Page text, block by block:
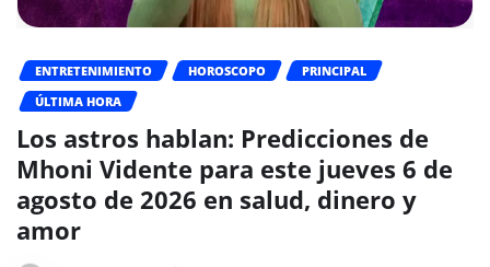
ENTRETENIMIENTO HOROSCOPO
PRINCIPAL
ÚLTIMA HORA
Los astros hablan: Predicciones de
Mhoni Vidente para este jueves 6 de
agosto de 2026 en salud, dinero y
amor